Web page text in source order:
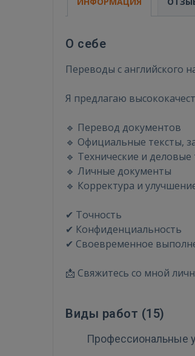
О себе
Переводы с английского
Я предлагаю
🔹 Перевод документов
🔹 Официальные тексты,
🔹 Технические и деловые
🔹 Личные документы
🔹 Корректура и
✔ Точность
✔ Конфиденциальность
✔ Своевременное
📩 Свяжитесь со мной
Виды работ (15)
Профессиональные